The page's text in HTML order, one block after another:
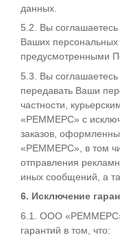
данных.
5.2. Вы
Ваших персональных
предусмотренными
5.3. Вы
передавать Ваши
частности,
«РЕММЕРС» с
заказов,
«РЕММЕРС», в том
отправления
иных сообщений, а
6. Исключение
6.1. ООО «РЕММЕРС»
гарантий в том, что: